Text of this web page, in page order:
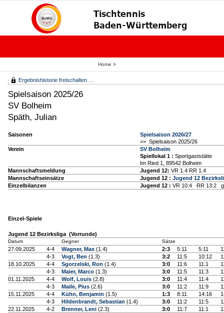
Home >
Ergebnishistorie freischalten ...
Spielsaison 2025/26
SV Bolheim
Späth, Julian
Saisonen
Spielsaison 2026/27
>> Spielsaison 2025/26
Verein
SV Bolheim
Spiellokal 1 : Sportgaststätte
Im Ried 1, 89542 Bolheim
Mannschaftsmeldung
Jugend 12: VR 1.4 RR 1.4
Mannschaftseinsätze
Jugend 12 : Jugend 12
Einzelbilanzen
Jugend 12 : VR 10:4 RR 13:2
Einzel-Spiele
Jugend 12 Bezirksliga (Vorrunde)
Datum Gegner Sätze
27.09.2025 4-4 Wagner, Max (1.4) 2:3 5:11 5:11
4-3
Vogt, Ben (1.3) 3:2 11:5 10:12
18.10.2025
4-4 Sgorzelski, Ron (1.4) 3:0 11:6 11:1
4-3
Maier, Marco (1.3) 3:0 11:5 11:3
01.11.2025
4-4 Wolf, Louis (2.8) 3:0 11:4 11:4
4-3
Maile, Pius (2.6) 3:0 11:2 11:9
15.11.2025
4-4 Kühn, Benjamin (1.5) 1:3 8:11 14:16
4-3
Hildenbrandt, Sebastian (1.4) 3:0 11:2 11:5
22.11.2025
4-2 Brenner, Leni (2.3) 3:0 11:7 11:1